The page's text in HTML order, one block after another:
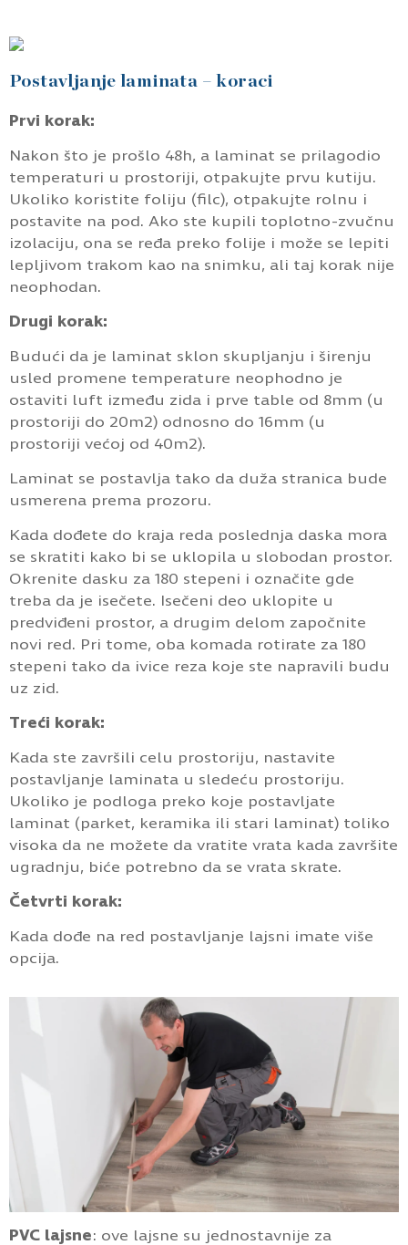
Postavljanje laminata – koraci
Prvi korak:
Nakon što je prošlo 48h, a laminat se prilagodio
temperaturi u prostoriji, otpakujte prvu kutiju.
Ukoliko koristite foliju (filc), otpakujte rolnu i
postavite na pod. Ako ste kupili toplotno-zvučnu
izolaciju, ona se ređa preko folije i može se lepiti
lepljivom trakom kao na snimku, ali taj korak nije
neophodan.
Drugi korak:
Budući da je laminat sklon skupljanju i širenju
usled promene temperature neophodno je
ostaviti luft između zida i prve table od 8mm (u
prostoriji do 20m2) odnosno do 16mm (u
prostoriji većoj od 40m2).
Laminat se postavlja tako da duža stranica bude
usmerena prema prozoru.
Kada dođete do kraja reda poslednja daska mora
se skratiti kako bi se uklopila u slobodan prostor.
Okrenite dasku za 180 stepeni i označite gde
treba da je isečete. Isečeni deo uklopite u
predviđeni prostor, a drugim delom započnite
novi red. Pri tome, oba komada rotirate za 180
stepeni tako da ivice reza koje ste napravili budu
uz zid.
Treći korak:
Kada ste završili celu prostoriju, nastavite
postavljanje laminata u sledeću prostoriju.
Ukoliko je podloga preko koje postavljate
laminat (parket, keramika ili stari laminat) toliko
visoka da ne možete da vratite vrata kada završite
ugradnju, biće potrebno da se vrata skrate.
Četvrti korak:
Kada dođe na red postavljanje lajsni imate više
opcija.
PVC lajsne: ove lajsne su jednostavnije za